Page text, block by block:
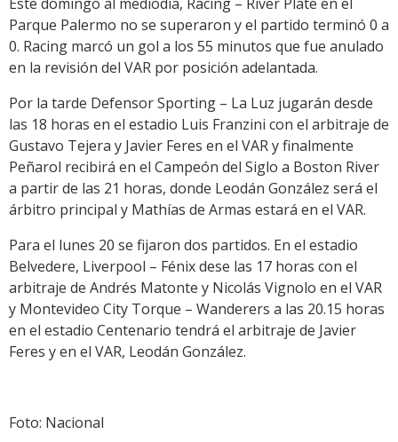
Parque Palermo no se superaron y el partido terminó 0 a
0. Racing marcó un gol a los 55 minutos que fue anulado
en la revisión del VAR por posición adelantada.
Por la tarde Defensor Sporting – La Luz jugarán desde
las 18 horas en el estadio Luis Franzini con el arbitraje de
Gustavo Tejera y Javier Feres en el VAR y finalmente
Peñarol recibirá en el Campeón del Siglo a Boston River
a partir de las 21 horas, donde Leodán González será el
árbitro principal y Mathías de Armas estará en el VAR.
Para el lunes 20 se fijaron dos partidos. En el estadio
Belvedere, Liverpool – Fénix dese las 17 horas con el
arbitraje de Andrés Matonte y Nicolás Vignolo en el VAR
y Montevideo City Torque – Wanderers a las 20.15 horas
en el estadio Centenario tendrá el arbitraje de Javier
Feres y en el VAR, Leodán González.
Foto: Nacional